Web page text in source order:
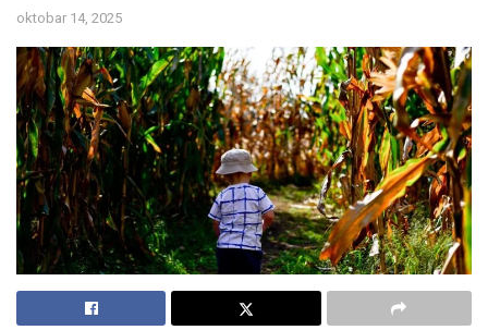
oktobar 14, 2025